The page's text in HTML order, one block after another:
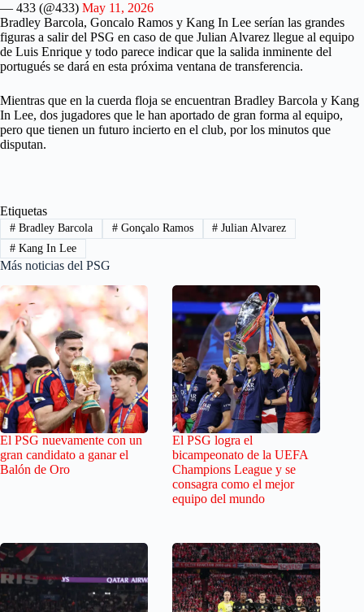
— 433 (@433) May 11, 2026
Bradley Barcola, Goncalo Ramos y Kang In Lee serían las grandes
figuras a salir del PSG en caso de que Julian Alvarez llegue al equipo
de Luis Enrique y todo parece indicar que la salida inminente del
portugués se dará en esta próxima ventana de transferencia.
Mientras que en la cuerda floja se encuentran Bradley Barcola y Kang
In Lee, dos jugadores que le han aportado de gran forma al equipo,
pero que tienen un futuro incierto en el club, por los minutos que
disputan.
Etiquetas
#Bradley Barcola #Gonçalo Ramos # Julian Alvarez
#Kang In Lee
Más noticias del PSG
El PSG nuevamente con un
gran candidato a ganar el
Balón de Oro
El PSG logra el
bicampeonato de la UEFA
Champions League y se
consagra como el mejor
equipo del mundo